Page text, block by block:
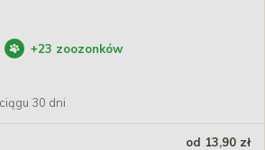
+23 zoozonków
30 dni
od 13,90 zł